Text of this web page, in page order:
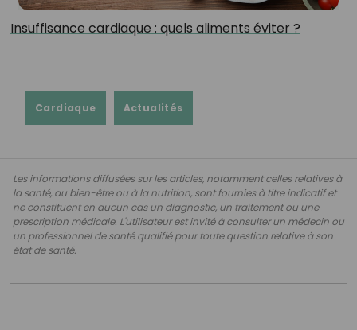
Insuffisance cardiaque : quels aliments éviter ?
Cardiaque Actualités
Les informations diffusées sur les articles, notamment celles relatives à
la santé, au bien-être ou à la nutrition, sont fournies à titre indicatif et
ne constituent en aucun cas un diagnostic, un traitement ou une
prescription médicale. L'utilisateur est invité à consulter un médecin ou
un professionnel de santé qualifié pour toute question relative à son
état de santé.